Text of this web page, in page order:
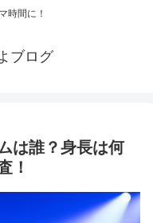
時間に！
ブログ
は誰？身長は何
！